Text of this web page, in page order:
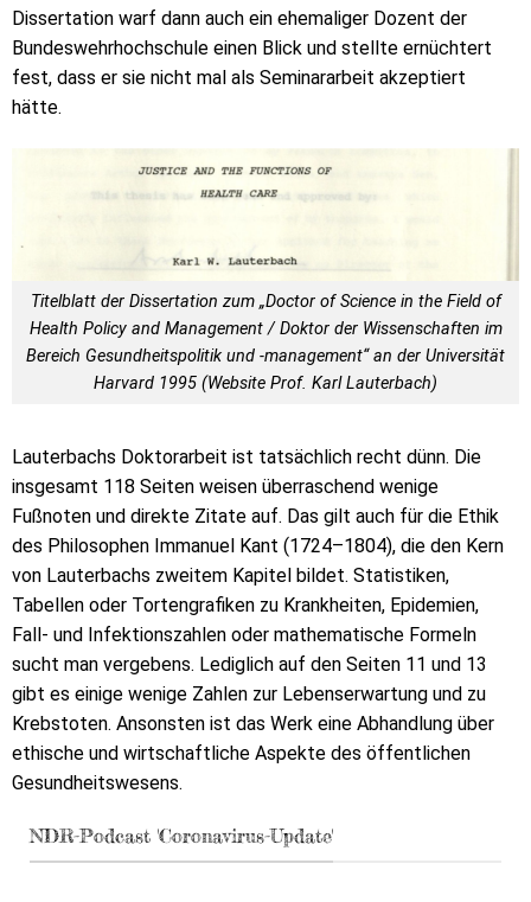
Dissertation warf dann auch ein ehemaliger Dozent der
Bundeswehrhochschule einen Blick und stellte ernüchtert
fest, dass er sie nicht mal als Seminararbeit akzeptiert
hätte.
Titelblatt der Dissertation zum „Doctor of Science in the Field of
Health Policy and Management / Doktor der Wissenschaften im
Bereich Gesundheitspolitik und -management“ an der Universität
Harvard 1995 (Website Prof. Karl Lauterbach)
Lauterbachs Doktorarbeit ist tatsächlich recht dünn. Die
insgesamt 118 Seiten weisen überraschend wenige
Fußnoten und direkte Zitate auf. Das gilt auch für die Ethik
des Philosophen Immanuel Kant (1724–1804), die den Kern
von Lauterbachs zweitem Kapitel bildet. Statistiken,
Tabellen oder Tortengrafiken zu Krankheiten, Epidemien,
Fall- und Infektionszahlen oder mathematische Formeln
sucht man vergebens. Lediglich auf den Seiten 11 und 13
gibt es einige wenige Zahlen zur Lebenserwartung und zu
Krebstoten. Ansonsten ist das Werk eine Abhandlung über
ethische und wirtschaftliche Aspekte des öffentlichen
Gesundheitswesens.
NDR-Podcast 'Coronavirus-Update'